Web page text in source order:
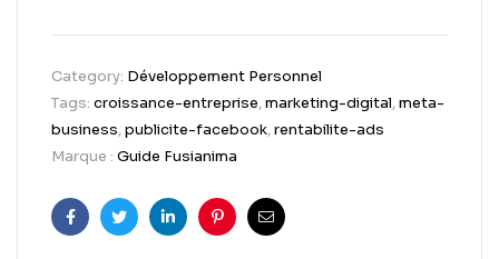
Category: Développement Personnel
Tags: croissance-entreprise,marketing-digital,meta-
business,publicite-facebook,rentabilite-ads
Marque : Guide Fusianima
FacebookTwitterLinkedinPinterestEmail